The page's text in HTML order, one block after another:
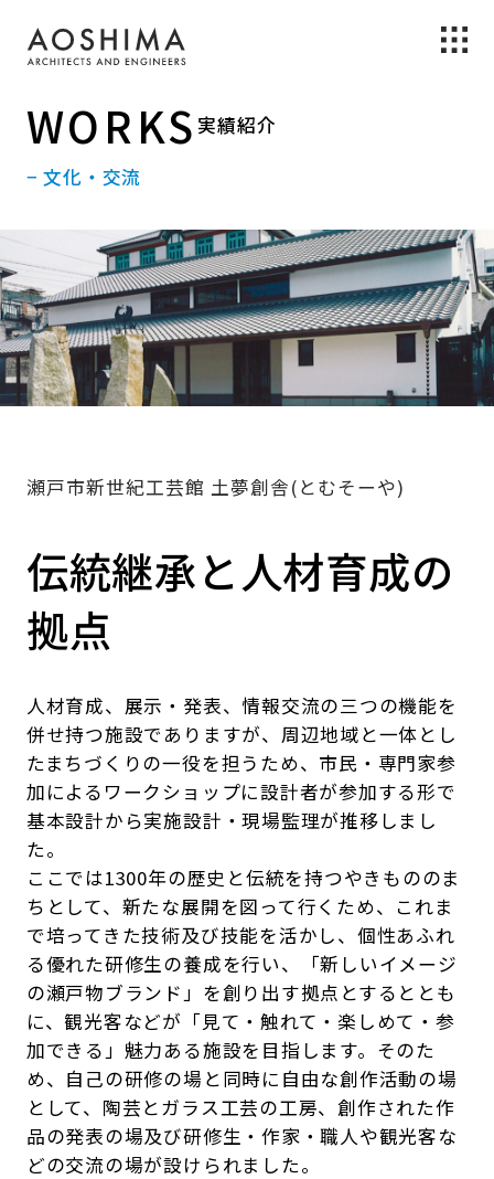
WORKS 実績紹介
− 文化・交流
瀬戸市新世紀工芸館 土夢創舎(とむそーや)
伝統継承と人材育成の
拠点
人材育成、展示・発表、情報交流の三つの機能を
併せ持つ施設でありますが、周辺地域と一体とし
たまちづくりの一役を担うため、市民・専門家参
加によるワークショップに設計者が参加する形で
基本設計から実施設計・現場監理が推移しまし
た。
ここでは1300年の歴史と伝統を持つやきもののま
ちとして、新たな展開を図って行くため、これま
で培ってきた技術及び技能を活かし、個性あふれ
る優れた研修生の養成を行い、「新しいイメージ
の瀬戸物ブランド」を創り出す拠点とするととも
に、観光客などが「見て・触れて・楽しめて・参
加できる」魅力ある施設を目指します。そのた
め、自己の研修の場と同時に自由な創作活動の場
として、陶芸とガラス工芸の工房、創作された作
品の発表の場及び研修生・作家・職人や観光客な
どの交流の場が設けられました。